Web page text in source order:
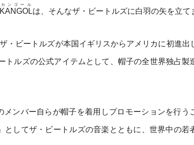
KANGOL
カンゴール
は、そんなザ・ビートルズに白羽の矢を立て
ザ・ビートルズが本国イギリスからアメリカに初進出
トルズの公式アイテムとして、帽子の全世界独占製
ンバー自らが帽子を着用しプロモーションを行う
としてザ・ビートルズの音楽とともに、世界中の若